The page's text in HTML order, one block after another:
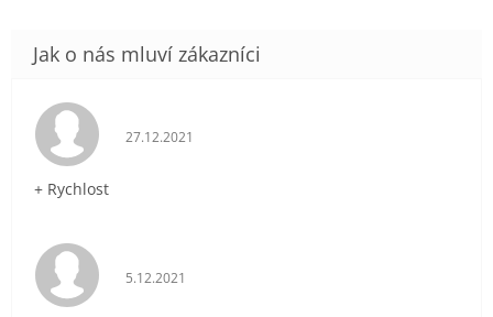
Hodnocení obchodu je 5 z 5 hvězdiček.
27.12.2021
+ Rychlost
Hodnocení obchodu je 5 z 5 hvězdiček.
5.12.2021